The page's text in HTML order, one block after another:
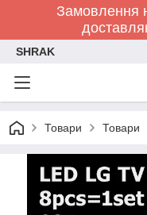
Замовлення
SHRAK
Товари Товари